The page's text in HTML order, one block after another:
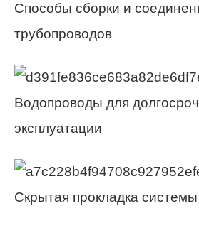
Способы сборки и
трубопроводов
Водопроводы для
эксплуатации
Скрытая прокладка